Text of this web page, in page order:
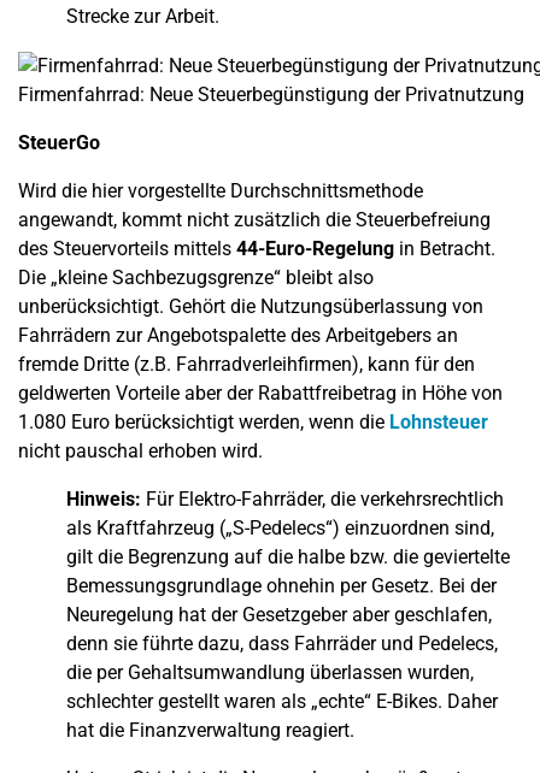
Strecke zur Arbeit.
Firmenfahrrad: Neue Steuerbegünstigung der Privatnutzung
SteuerGo
Wird die hier vorgestellte Durchschnittsmethode
angewandt, kommt nicht zusätzlich die Steuerbefreiung
des Steuervorteils mittels 44-Euro-Regelung in Betracht.
Die „kleine Sachbezugsgrenze“ bleibt also
unberücksichtigt. Gehört die Nutzungsüberlassung von
Fahrrädern zur Angebotspalette des Arbeitgebers an
fremde Dritte (z.B. Fahrradverleihfirmen), kann für den
geldwerten Vorteile aber der Rabattfreibetrag in Höhe von
1.080 Euro berücksichtigt werden, wenn die Lohnsteuer
nicht pauschal erhoben wird.
Hinweis: Für Elektro-Fahrräder, die verkehrsrechtlich
als Kraftfahrzeug („S-Pedelecs“) einzuordnen sind,
gilt die Begrenzung auf die halbe bzw. die geviertelte
Bemessungsgrundlage ohnehin per Gesetz. Bei der
Neuregelung hat der Gesetzgeber aber geschlafen,
denn sie führte dazu, dass Fahrräder und Pedelecs,
die per Gehaltsumwandlung überlassen wurden,
schlechter gestellt waren als „echte“ E-Bikes. Daher
hat die Finanzverwaltung reagiert.